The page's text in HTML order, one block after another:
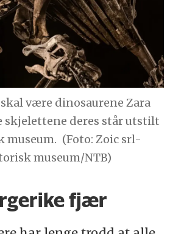
være dinosaurene Zara
skjelettene deres står utstilt
museum. (Foto: Zoic srl-
museum/NTB)
fjær